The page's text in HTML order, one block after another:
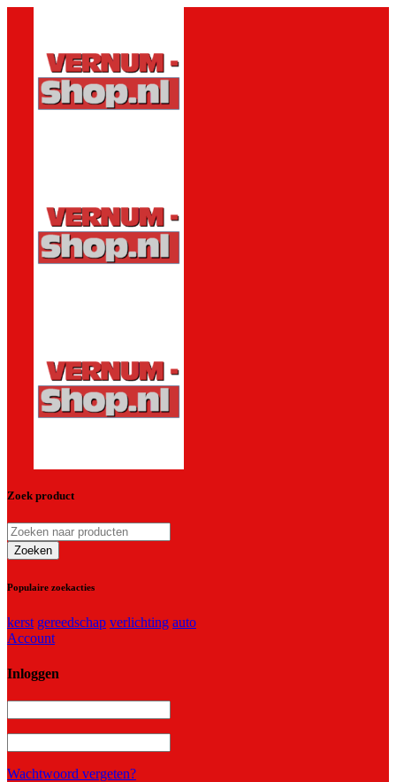
Zoek product
Populaire zoekacties
kerst gereedschap verlichting auto
Account
Inloggen
Wachtwoord vergeten?